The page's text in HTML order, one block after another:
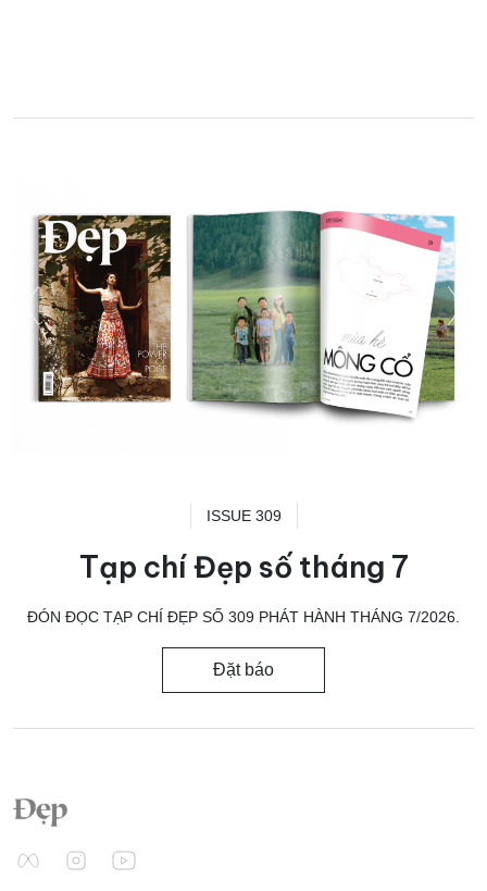
ISSUE 309
Tạp chí Đẹp số tháng 7
ĐÓN ĐỌC TẠP CHÍ ĐẸP SỐ 309 PHÁT HÀNH THÁNG 7/2026.
Đặt báo